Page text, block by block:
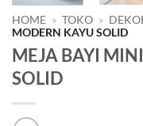
HOME » TOKO »
MODERN KAYU SOLID
MEJA BAYI
SOLID